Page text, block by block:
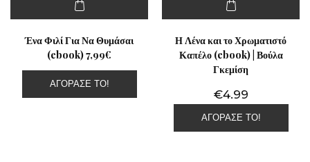
Ένα Φιλί Για Να Θυμάσαι
(ebook) 7,99€
ΑΓΌΡΑΣΕ ΤΟ!
Η Λένα και το Χρωματιστό
Καπέλο (ebook) | Βούλα
Γκεμίση
€4.99
ΑΓΌΡΑΣΕ ΤΟ!